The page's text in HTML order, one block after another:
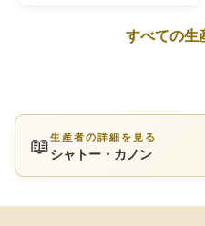
すべての生
📖生産者の詳細を見る
シャトー・カノン